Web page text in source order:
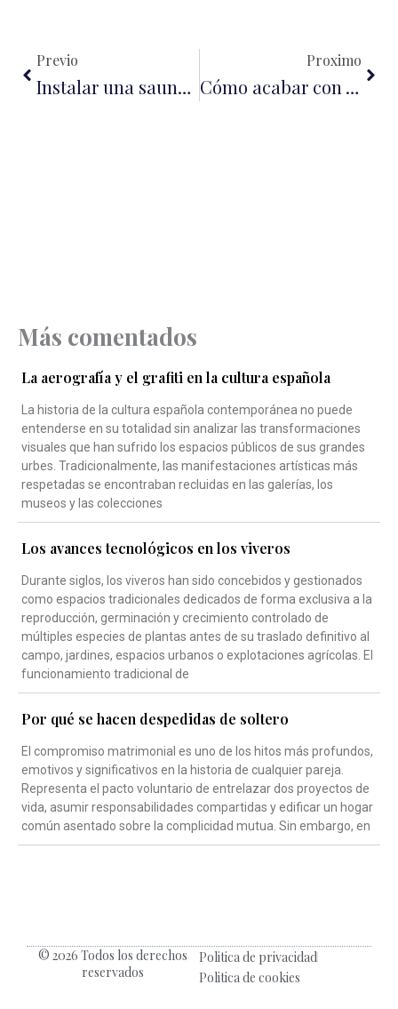
Previo
Instalar una sauna en tu hogar revalorizará tu vivienda
Proximo
Cómo acabar con los insectos del verano
Más comentados
La aerografía y el grafiti en la cultura española
La historia de la cultura española contemporánea no puede
entenderse en su totalidad sin analizar las transformaciones
visuales que han sufrido los espacios públicos de sus grandes
urbes. Tradicionalmente, las manifestaciones artísticas más
respetadas se encontraban recluidas en las galerías, los
museos y las colecciones
Los avances tecnológicos en los viveros
Durante siglos, los viveros han sido concebidos y gestionados
como espacios tradicionales dedicados de forma exclusiva a la
reproducción, germinación y crecimiento controlado de
múltiples especies de plantas antes de su traslado definitivo al
campo, jardines, espacios urbanos o explotaciones agrícolas. El
funcionamiento tradicional de
Por qué se hacen despedidas de soltero
El compromiso matrimonial es uno de los hitos más profundos,
emotivos y significativos en la historia de cualquier pareja.
Representa el pacto voluntario de entrelazar dos proyectos de
vida, asumir responsabilidades compartidas y edificar un hogar
común asentado sobre la complicidad mutua. Sin embargo, en
© 2026 Todos los derechos
reservados
Politica de privacidad
Politica de cookies